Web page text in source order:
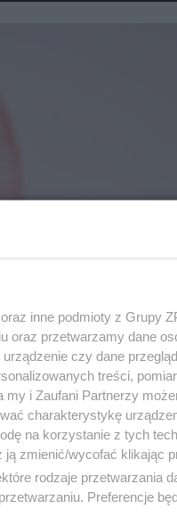
inne podmioty z Grupy
oraz przetwarzamy dane
czy dane
treści,
my i Zaufani Partnerzy
charakterystykę
na korzystanie z tych
ją zmienić/wycofać klikając
rodzaje przetwarzania
Preferencje